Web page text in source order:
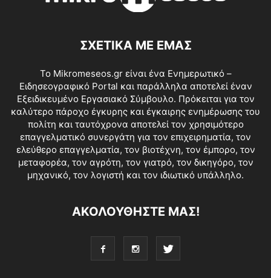
ΣΧΕΤΙΚΑ ΜΕ ΕΜΑΣ
Το Mikromeseos.gr είναι ένα Ενημερωτικό –
Ειδησεογραφικό Portal και παράλληλα αποτελεί έναν
Εξειδικευμένο Εργασιακό Σύμβουλο. Πρόκειται για τον
καλύτερο πάροχο έγκυρης και έγκαιρης ενημέρωσης του
πολίτη και ταυτόχρονα αποτελεί τον χρησιμότερο
επαγγελματικό συνεργάτη για τον επιχειρηματία, τον
ελεύθερο επαγγελματία, τον βιοτέχνη, τον έμπορο, τον
μεταφορέα, τον αγρότη, τον γιατρό, τον δικηγόρο, τον
μηχανικό, τον λογιστή και τον ιδιωτικό υπάλληλο.
ΑΚΟΛΟΥΘΗΣΤΕ ΜΑΣ!